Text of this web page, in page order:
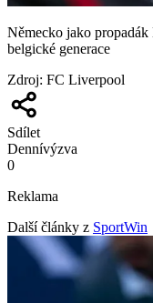
Německo jako
belgické generace
Zdroj: FC Liverpool
Sdílet
Dennívýzva
0
Reklama
Další články z SportWin